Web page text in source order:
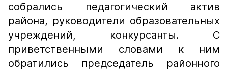
собрались педагогический актив
района, руководители образовательных
учреждений, конкурсанты. С
приветственными словами к ним
обратились председатель районного